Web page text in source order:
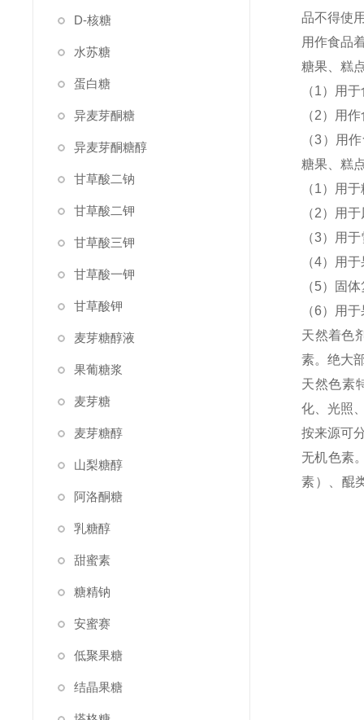
D-核糖
水苏糖
蛋白糖
异麦芽酮糖
异麦芽酮糖醇
甘草酸二钠
甘草酸二钾
甘草酸三钾
甘草酸一钾
甘草酸钾
麦芽糖醇液
果葡糖浆
麦芽糖
麦芽糖醇
山梨糖醇
阿洛酮糖
乳糖醇
甜蜜素
糖精钠
安蜜赛
低聚果糖
结晶果糖
品不得使
用作食品
糖果、糕
（1）用
（2）用
（3）用
糖果、糕
（1）用
（2）用
（3）用
（4）用
（5）固
（6）用
天然着色
素。绝大
天然色素
化、光照
按来源可
无机色素
素）、醌